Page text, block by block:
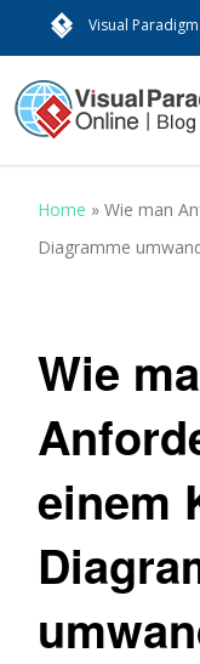
Visual
Home »Wie man
Diagramme
Wie
einem